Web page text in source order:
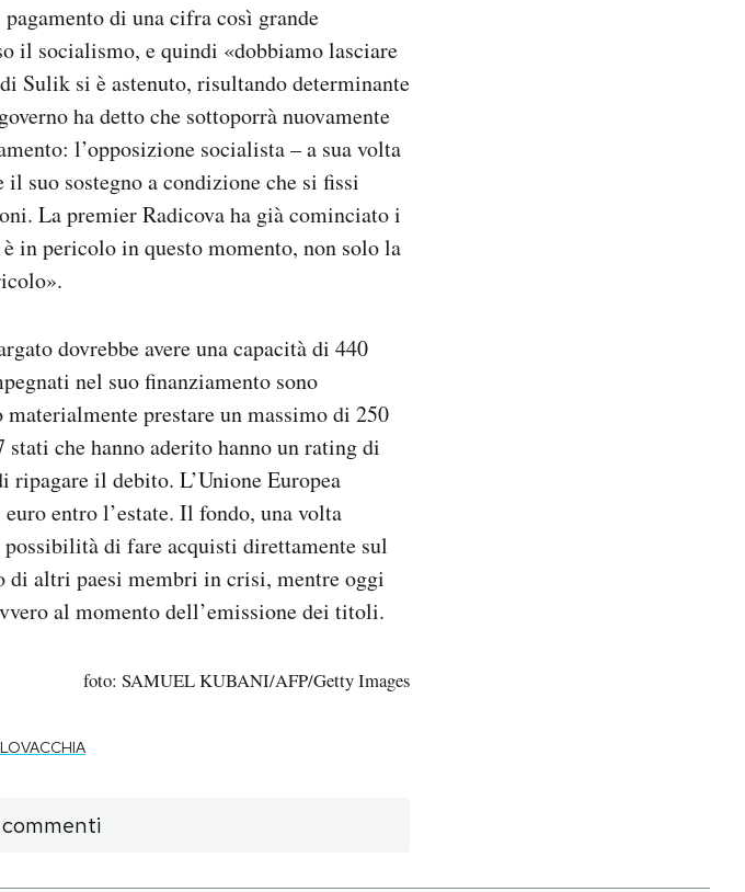
di una cifra così grande
il socialismo, e quindi «dobbiamo lasciare
Sulik si è astenuto, risultando determinante
ha detto che sottoporrà nuovamente
l’opposizione socialista – a sua volta
suo sostegno a condizione che si fissi
La premier Radicova ha già cominciato i
in pericolo in questo momento, non solo la
dovrebbe avere una capacità di 440
nel suo finanziamento sono
prestare un massimo di 250
che hanno aderito hanno un rating di
il debito. L’Unione Europea
entro l’estate. Il fondo, una volta
di fare acquisti direttamente sul
altri paesi membri in crisi, mentre oggi
al momento dell’emissione dei titoli.
foto: SAMUEL KUBANI/AFP/Getty Images